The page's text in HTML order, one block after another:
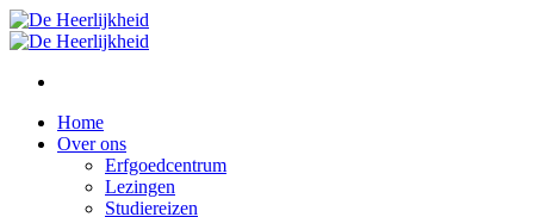
Home
Over ons
Erfgoedcentrum
Lezingen
Studiereizen